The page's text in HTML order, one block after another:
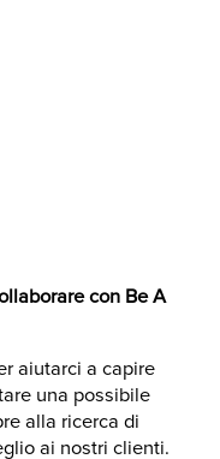
con Be A
aiutarci a capire
una possibile
alla ricerca di
ai nostri clienti.